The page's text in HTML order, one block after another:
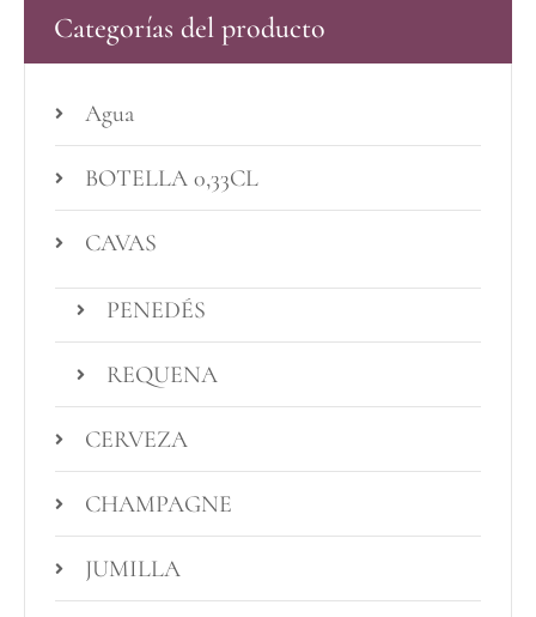
Categorías del producto
Agua
BOTELLA 0,33CL
CAVAS
PENEDÉS
REQUENA
CERVEZA
CHAMPAGNE
JUMILLA